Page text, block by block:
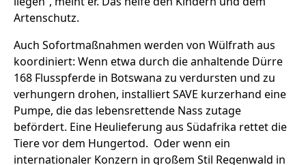
Artenschutz.
Auch Sofortmaßnahmen werden von Wülfrath aus
koordiniert: Wenn etwa durch die anhaltende Dürre
168 Flusspferde in Botswana zu verdursten und zu
verhungern drohen, installiert SAVE kurzerhand eine
Pumpe, die das lebensrettende Nass zutage
befördert. Eine Heulieferung aus Südafrika rettet die
Tiere vor dem Hungertod. Oder wenn ein
internationaler Konzern in großem Stil Regenwald in